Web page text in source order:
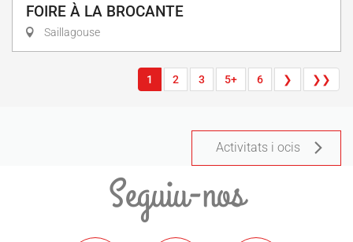
FOIRE À LA BROCANTE
Saillagouse
1 2 3 5+ 6 ❯ ❯❯
Activitats i ocis
Seguiu-nos